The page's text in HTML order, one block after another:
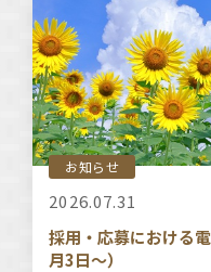
お知らせ
2026.07.31
採用・応募における
月3日～）